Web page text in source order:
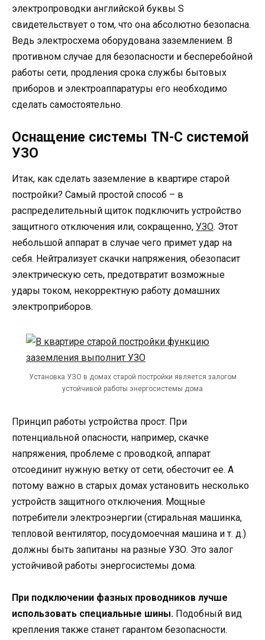
электропроводки английской буквы S
свидетельствует о том, что она абсолютно безопасна.
Ведь электросхема оборудована заземлением. В
противном случае для безопасности и бесперебойной
работы сети, продления срока службы бытовых
приборов и электроаппаратуры его необходимо
сделать самостоятельно.
Оснащение системы TN-С системой
УЗО
Итак, как сделать заземление в квартире старой
постройки? Самый простой способ – в
распределительный щиток подключить устройство
защитного отключения или, сокращенно, УЗО. Этот
небольшой аппарат в случае чего примет удар на
себя. Нейтрализует скачки напряжения, обезопасит
электрическую сеть, предотвратит возможные
удары током, некорректную работу домашних
электроприборов.
Установка УЗО в домах старой постройки является залогом
устойчивой работы энергосистемы дома
Принцип работы устройства прост. При
потенциальной опасности, например, скачке
напряжения, проблеме с проводкой, аппарат
отсоединит нужную ветку от сети, обесточит ее. А
потому важно в старых домах установить несколько
устройств защитного отключения. Мощные
потребители электроэнергии (стиральная машинка,
тепловой вентилятор, посудомоечная машина и т. д.)
должны быть запитаны на разные УЗО. Это залог
устойчивой работы энергосистемы дома.
При подключении фазных проводников лучше
использовать специальные шины. Подобный вид
крепления также станет гарантом безопасности.